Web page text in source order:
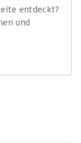
entdeckt?
und